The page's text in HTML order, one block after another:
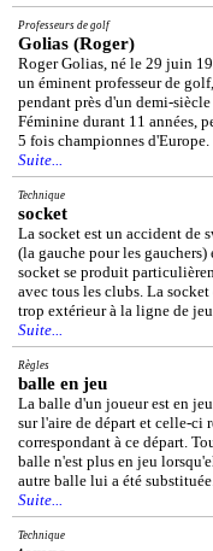
Professeurs de golf
Golias (Roger)
Roger Golias, né le 29 juin
un éminent professeur de
pendant près d'un demi-
Féminine durant 11 années,
5 fois championnes d'Europe.
Suite...
Technique
socket
La socket est un accident de
(la gauche pour les
socket se produit
avec tous les clubs. La
trop extérieur à la ligne de
Suite...
Règles
balle en jeu
La balle d'un joueur est en
sur l'aire de départ et celle-ci
correspondant à ce départ.
balle n'est plus en jeu
autre balle lui a été substituée.
Suite...
Technique